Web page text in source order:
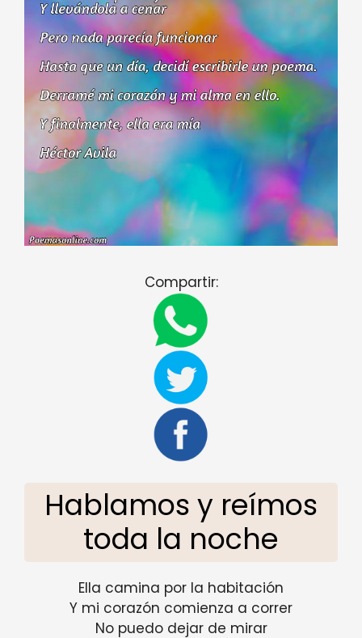
Compartir:
Hablamos y reímos
toda la noche
Ella camina por la habitación
Y mi corazón comienza a correr
No puedo dejar de mirar